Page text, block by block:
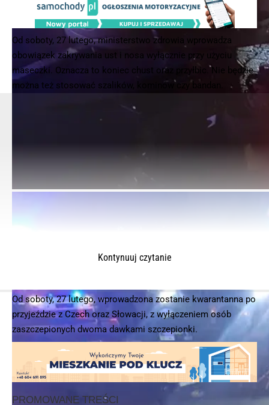
Od soboty, 27 lutego, ministerstwo zdrowia wprowadza
obowiązek zakrywania ust i nosa wyłącznie przy użyciu
maseczki. Oznacza to koniec chust oraz przyłbic. Nie będzie
można też stosować szalików, kominów czy bandan.
Od soboty, 27 lutego, wprowadzona zostanie kwarantanna po
przyjeździe z Czech oraz Słowacji, z wyłączeniem osób
zaszczepionych dwoma dawkami szczepionki.
Kontynuuj czytanie
© 2025 – Wielkopolska 112, Wszelkie prawa zastrzeżone |hvln.pl